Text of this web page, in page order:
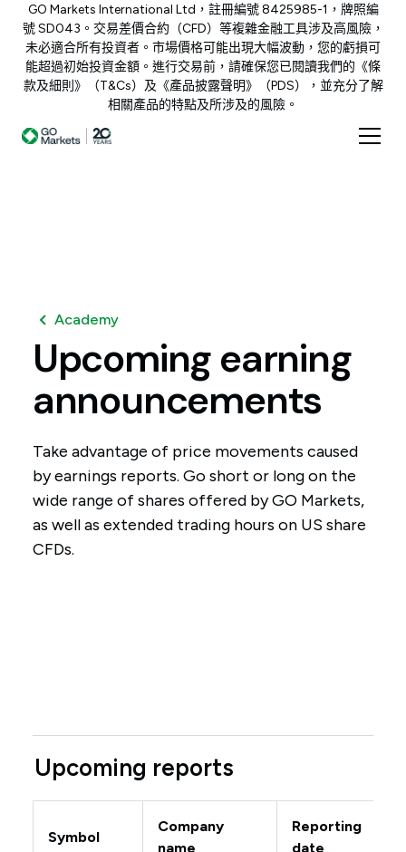
GO Markets International Ltd，註冊編號 8425985-1，牌照編
號 SD043。交易差價合約（CFD）等複雜金融工具涉及高風險，
未必適合所有投資者。市場價格可能出現大幅波動，您的虧損可
能超過初始投資金額。進行交易前，請確保您已閱讀我們的《條
款及細則》（T&Cs）及《產品披露聲明》（PDS），並充分了解
相關產品的特點及所涉及的風險。
Academy
Upcoming earning
announcements
Take advantage of price movements caused
by earnings reports. Go short or long on the
wide range of shares offered by GO Markets,
as well as extended trading hours on US share
CFDs.
Upcoming reports
Symbol
Company
name
Reporting
date